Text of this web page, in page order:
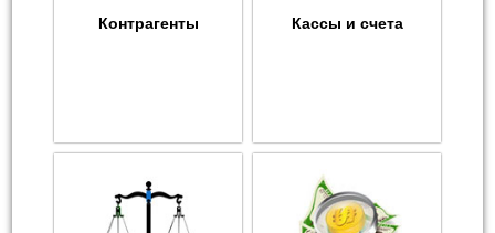
Контрагенты Кассы и счета